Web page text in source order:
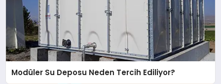
Modüler Su Deposu Neden Tercih Ediliyor?